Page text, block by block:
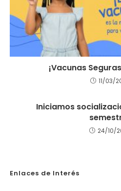
¡Vacunas
11/03/
Iniciamos
24/10/
Enlaces de Interés